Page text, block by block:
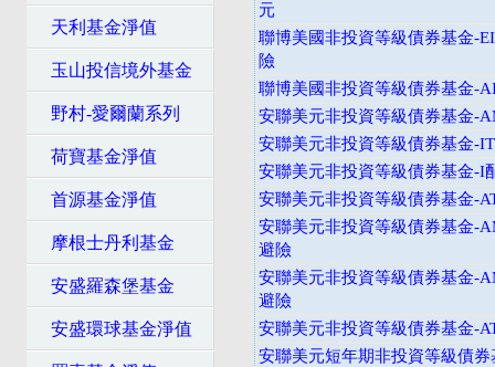
天利基金淨值
玉山投信境外基金
野村-愛爾蘭系列
荷寶基金淨值
首源基金淨值
摩根士丹利基金
安盛羅森堡基金
安盛環球基金淨值
元
聯博美國非投資等級債券基金-
險
聯博美國非投資等級債券基金-
安聯美元非投資等級債券基金-
安聯美元非投資等級債券基金-
安聯美元非投資等級債券基金-I
安聯美元非投資等級債券基金-
安聯美元非投資等級債券基金-
避險
安聯美元非投資等級債券基金-
避險
安聯美元非投資等級債券基金-
安聯美元短年期非投資等級債